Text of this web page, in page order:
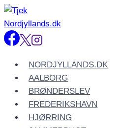
Fortsæt
til
indhold
NORDJYLLANDS.DK
AALBORG
BRØNDERSLEV
FREDERIKSHAVN
HJØRRING